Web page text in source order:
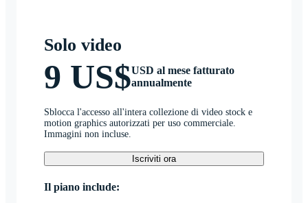
Solo video
9 US$USD al mese fatturato
annualmente
Sblocca l'accesso all'intera collezione di video stock e
motion graphics autorizzati per uso commerciale.
Immagini non incluse.
Iscriviti ora
Il piano include: